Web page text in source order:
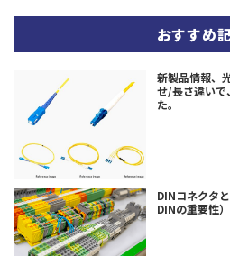
おすすめ
新製品情報、
せ/長さ違いで
た。
DINコネクタ
DINの重要性）